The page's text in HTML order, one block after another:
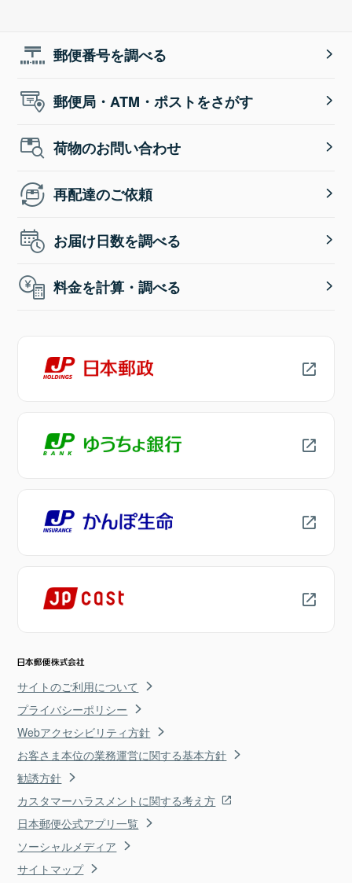
郵便番号を調べる
郵便局・ATM・ポストをさがす
荷物のお問い合わせ
再配達のご依頼
お届け日数を調べる
料金を計算・調べる
サイトのご利用について
プライバシーポリシー
Webアクセシビリティ方針
お客さま本位の業務運営に関する基本方針
勧誘方針
カスタマーハラスメントに関する考え方
日本郵便公式アプリ一覧
ソーシャルメディア
サイトマップ